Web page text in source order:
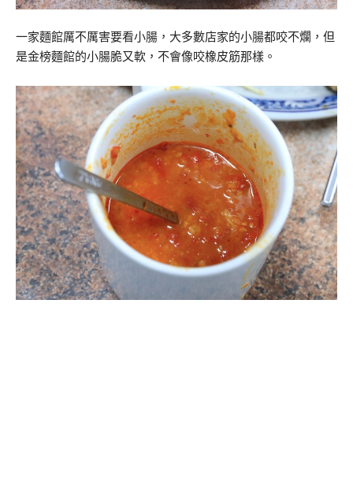
一家麵館厲不厲害要看小腸，大多數店家的小腸都咬不爛，但
是金榜麵館的小腸脆又軟，不會像咬橡皮筋那樣。